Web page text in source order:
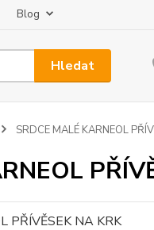
Blog
Hledat
SRDCE MALÉ KARNEOL